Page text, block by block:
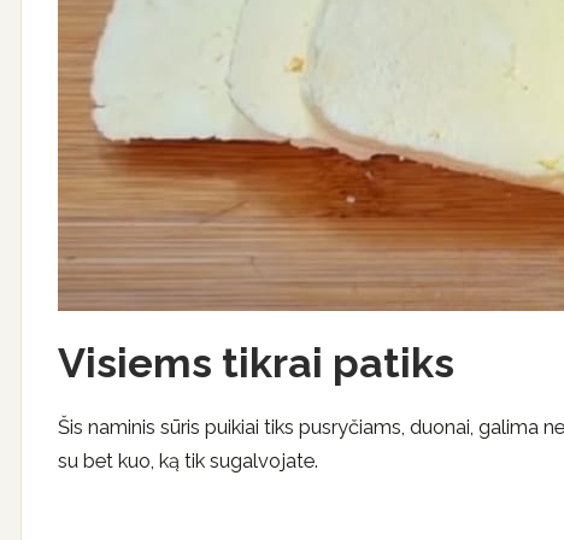
Visiems tikrai patiks
Šis naminis sūris puikiai tiks pusryčiams, duonai, galima
su bet kuo, ką tik sugalvojate.